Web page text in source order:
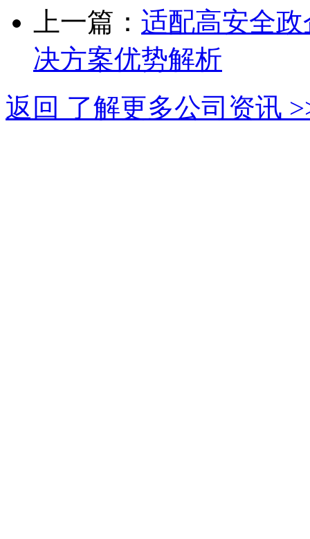
上一篇： 适配高安全
决方案优势解析
返回 了解更多公司资讯